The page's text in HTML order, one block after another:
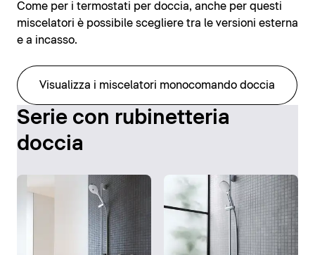
Come per i termostati per doccia, anche per questi
miscelatori è possibile scegliere tra le versioni esterna
e a incasso.
Visualizza i miscelatori monocomando doccia
Serie con rubinetteria
doccia